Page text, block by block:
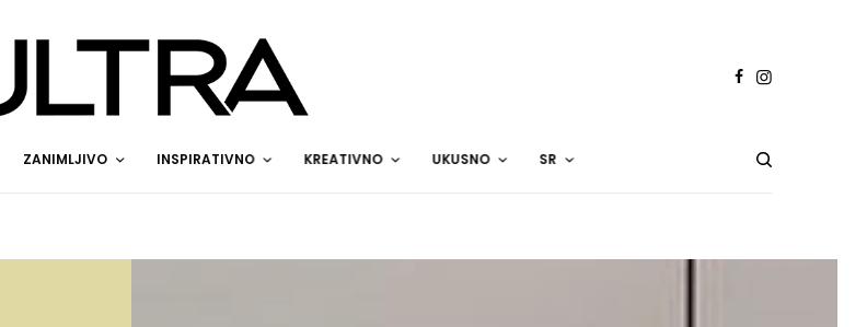
ZANIMLJIVO INSPIRATIVNO KREATIVNO UKUSNO SR